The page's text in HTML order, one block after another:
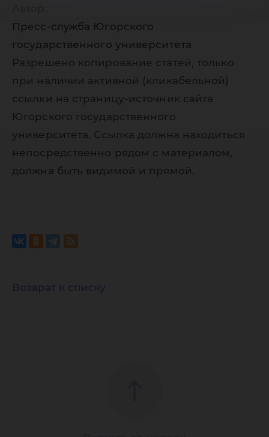
Пресс-служба Югорского
государственного университета
Разрешено копирование статей, только
при наличии активной (кликабельной)
ссылки на страницу-источник сайта
Югорского государственного
университета. Ссылка должна находиться
непосредственно рядом с материалом,
должна быть видимой и прямой.
Возврат к списку